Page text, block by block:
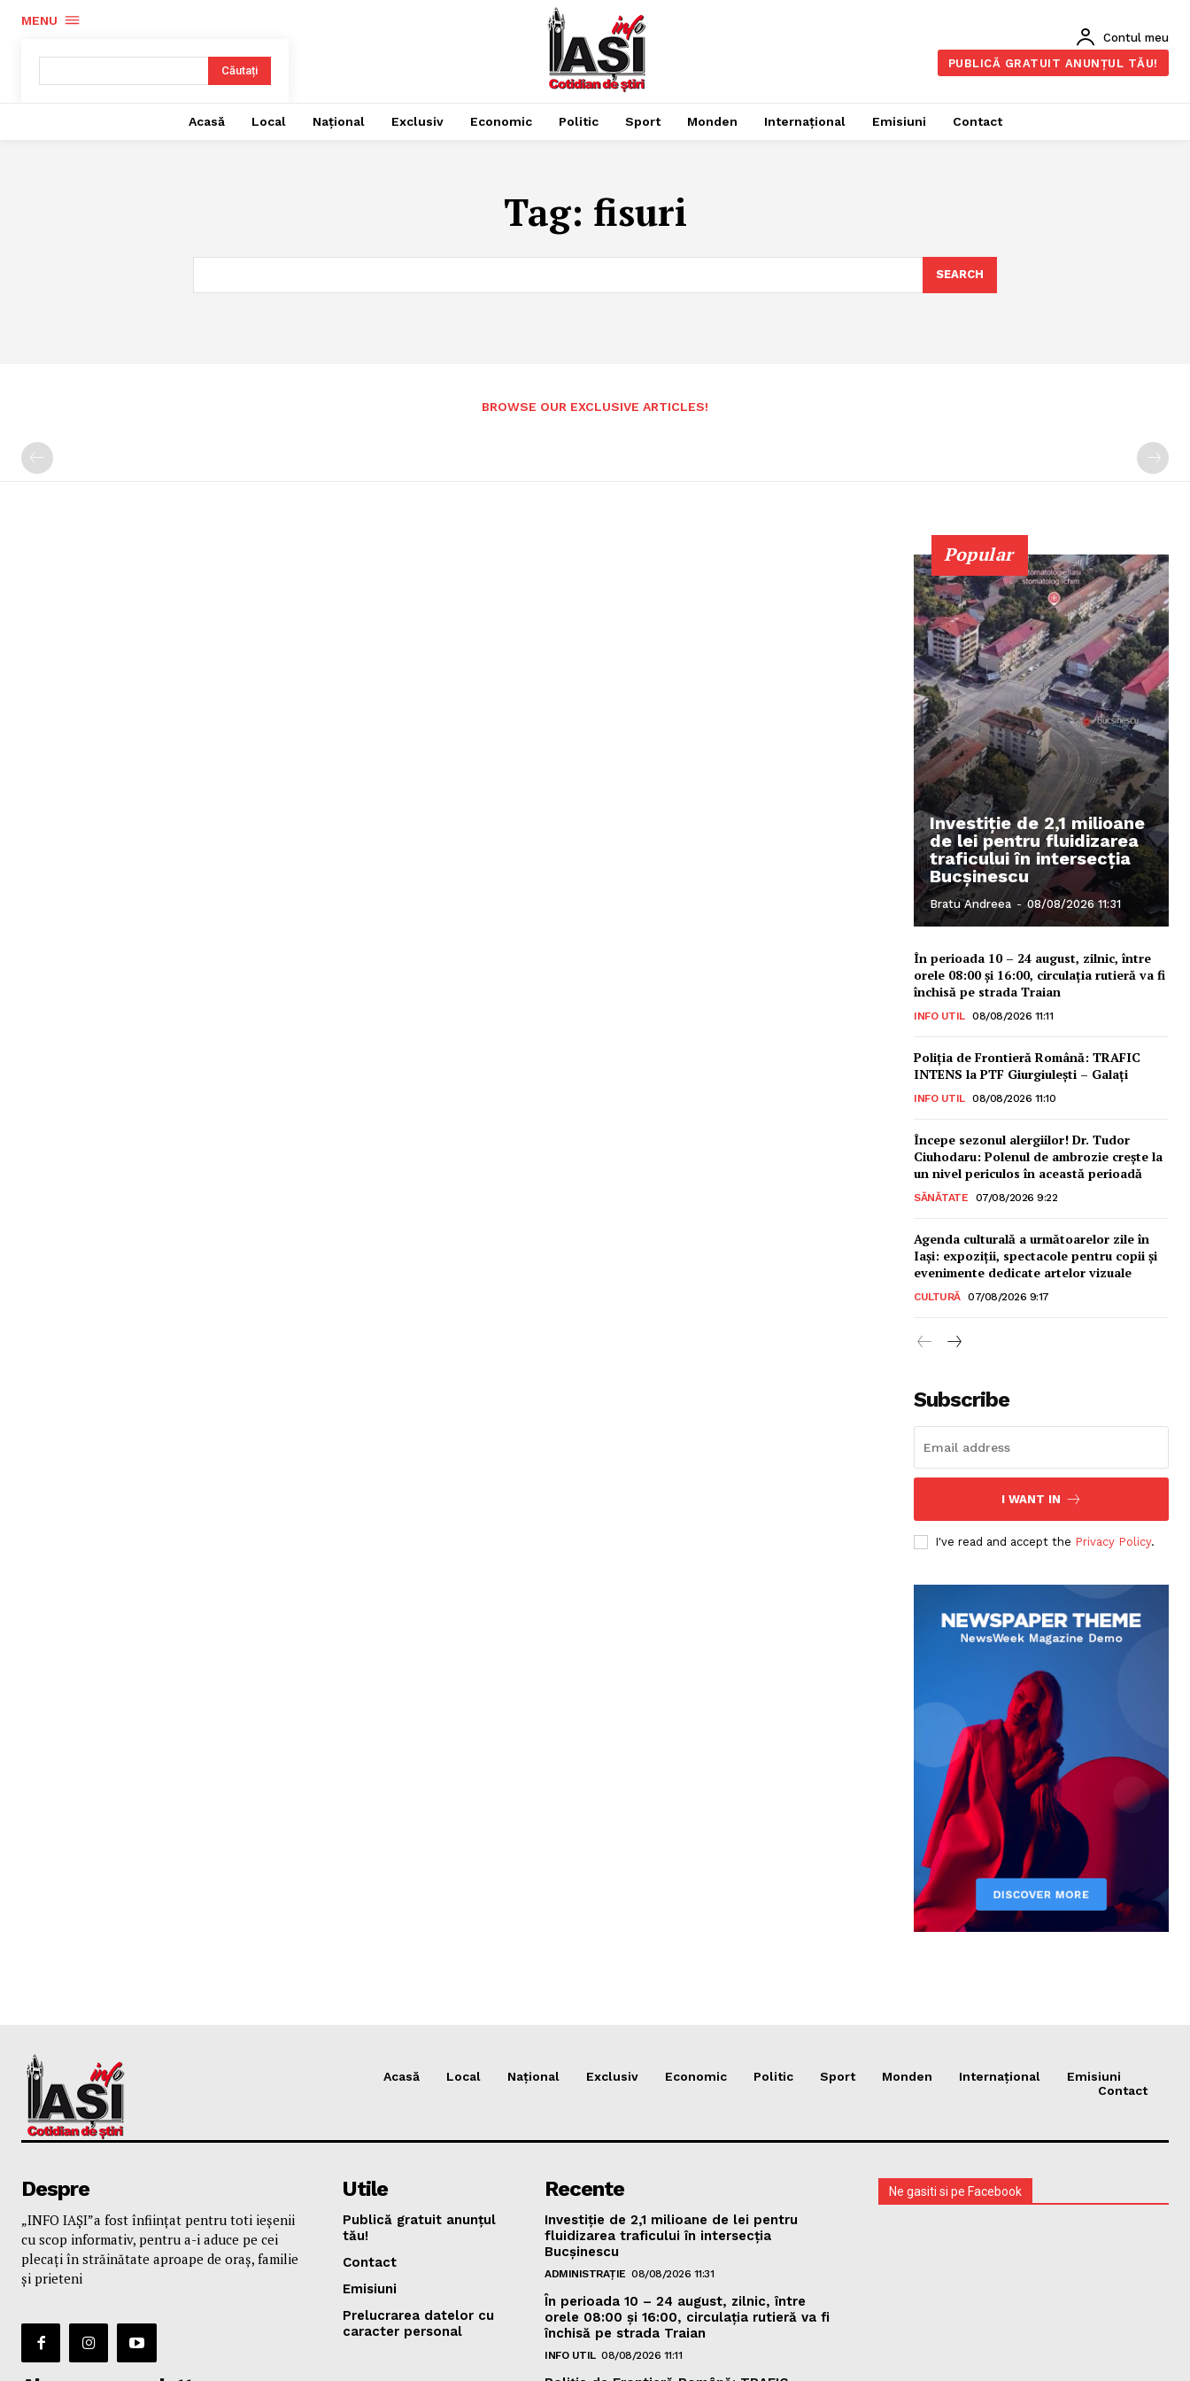
MENU
Căutați
Contul meu
PUBLICĂ GRATUIT ANUNȚUL TĂU!
Acasă Local Național Exclusiv Economic Politic Sport Monden Internațional Emisiuni Contact
Tag: fisuri
SEARCH
BROWSE OUR EXCLUSIVE ARTICLES!
Popular
Investiție de 2,1 milioane
de lei pentru fluidizarea
traficului în intersecția
Bucșinescu
Bratu Andreea - 08/08/2026 11:31
În perioada 10 – 24 august, zilnic, între
orele 08:00 și 16:00, circulația rutieră va fi
închisă pe strada Traian
INFO UTIL 08/08/2026 11:11
Poliţia de Frontieră Română: TRAFIC
INTENS la PTF Giurgiulești – Galați
INFO UTIL 08/08/2026 11:10
Începe sezonul alergiilor! Dr. Tudor
Ciuhodaru: Polenul de ambrozie crește la
un nivel periculos în această perioadă
SĂNĂTATE 07/08/2026 9:22
Agenda culturală a următoarelor zile în
Iași: expoziții, spectacole pentru copii și
evenimente dedicate artelor vizuale
CULTURĂ 07/08/2026 9:17
Subscribe
I WANT IN
I've read and accept the Privacy Policy.
Acasă Local Național Exclusiv Economic Politic Sport Monden Internațional
Emisiuni
Contact
Despre
„INFO IAȘI”a fost înfiinţat pentru toti ieşenii
cu scop informativ, pentru a-i aduce pe cei
plecaţi în străinătate aproape de oraş, familie
și prieteni
Utile
Publică gratuit anunțul
tău!
Contact
Emisiuni
Prelucrarea datelor cu
caracter personal
Recente
Investiție de 2,1 milioane de lei pentru
fluidizarea traficului în intersecția
Bucșinescu
ADMINISTRAȚIE 08/08/2026 11:31
În perioada 10 – 24 august, zilnic, între
orele 08:00 și 16:00, circulația rutieră va fi
închisă pe strada Traian
INFO UTIL 08/08/2026 11:11
Ne gasiti si pe Facebook